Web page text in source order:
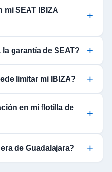
mi SEAT IBIZA
garantía de SEAT?
limitar mi IBIZA?
en mi flotilla de
de Guadalajara?